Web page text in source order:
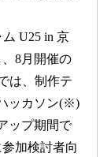
U25 in 京
8月開催の
は、制作テ
ッカソン(※)
ップ期間で
加検討者向